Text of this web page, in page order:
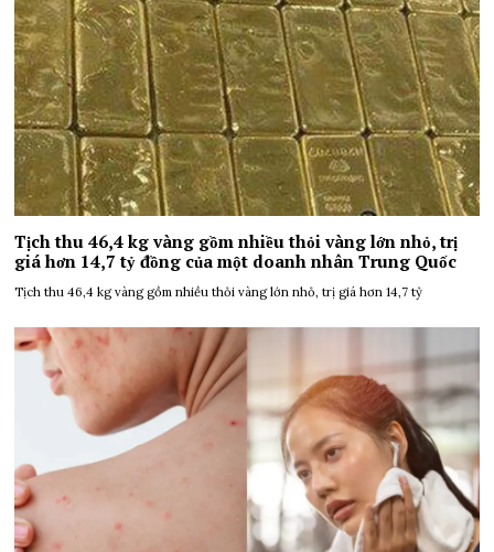
Tịch thu 46,4 kg vàng gồm nhiều thỏi vàng lớn nhỏ, trị
giá hơn 14,7 tỷ đồng của một doanh nhân Trung Quốc
Tịch thu 46,4 kg vàng gồm nhiều thỏi vàng lớn nhỏ, trị giá hơn 14,7 tỷ